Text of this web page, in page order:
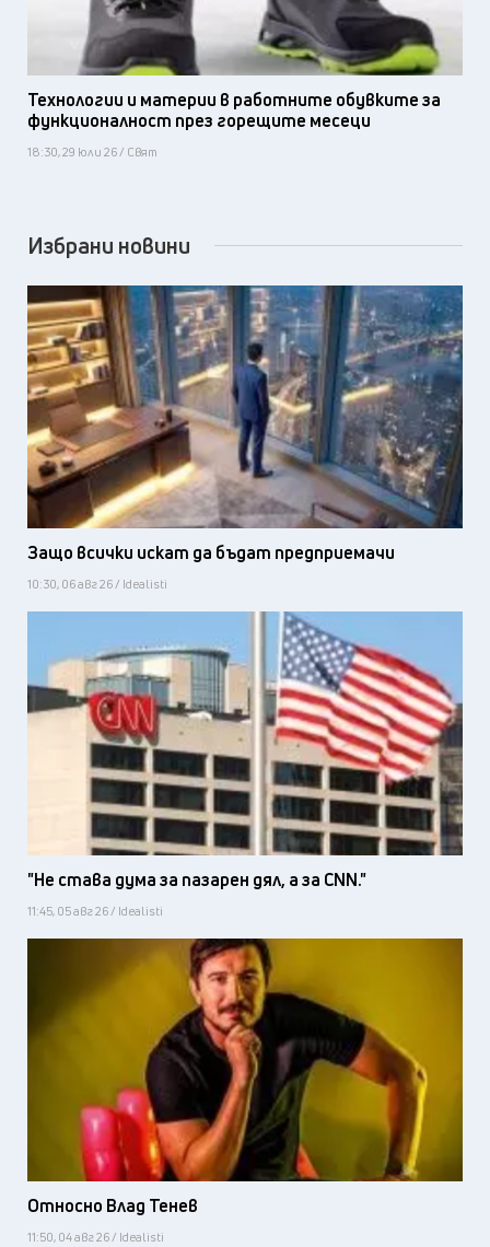
Технологии и материи в работните обувките за
функционалност през горещите месеци
18:30, 29 юли 26 / Свят
Избрани новини
Защо всички искат да бъдат предприемачи
10:30, 06 авг 26 / Idealisti
"Не става дума за пазарен дял, а за CNN."
11:45, 05 авг 26 / Idealisti
Относно Влад Тенев
11:50, 04 авг 26 / Idealisti